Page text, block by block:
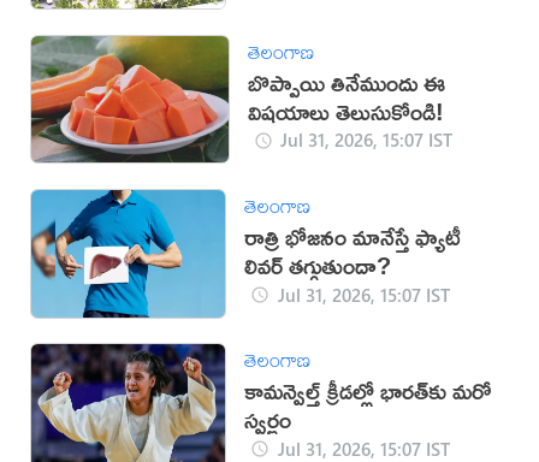
తెలంగాణ
బొప్పాయి తినేముందు ఈ
విషయాలు తెలుసుకోండి!
Jul 31, 2026, 15:07 IST
తెలంగాణ
రాత్రి భోజనం మానేస్తే ఫ్యాటీ
లివర్ తగ్గుతుందా?
Jul 31, 2026, 15:07 IST
తెలంగాణ
కామన్వెల్త్ క్రీడల్లో భారత్‌కు మరో
స్వర్ణం
Jul 31, 2026, 15:07 IST